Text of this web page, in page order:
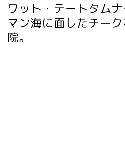
ワット・テートタム
マン海に面したチー
院。